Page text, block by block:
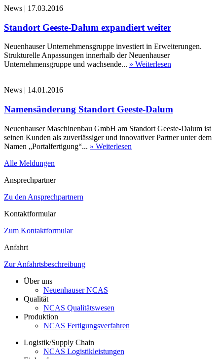
News | 17.03.2016
Standort Geeste-Dalum expandiert weiter
Neuenhauser Unternehmensgruppe investiert in Erweiterungen.
Strukturelle Anpassungen innerhalb der Neuenhauser
Unternehmensgruppe und wachsende... » Weiterlesen
News | 14.01.2016
Namensänderung Standort Geeste-Dalum
Neuenhauser Maschinenbau GmbH am Standort Geeste-Dalum ist
seinen Kunden als zuverlässiger und innovativer Partner unter dem
Namen „Portalfertigung“... » Weiterlesen
Alle Meldungen
Ansprechpartner
Zu den Ansprechpartnern
Kontaktformular
Zum Kontaktformular
Anfahrt
Zur Anfahrtsbeschreibung
Über uns
Neuenhauser NCAS
Qualität
NCAS Qualitätswesen
Produktion
NCAS Fertigungsverfahren
Logistik/Supply Chain
NCAS Logistikleistungen